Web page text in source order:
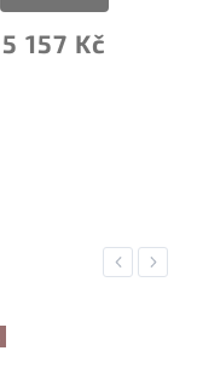
5 157 Kč
Previous
Next